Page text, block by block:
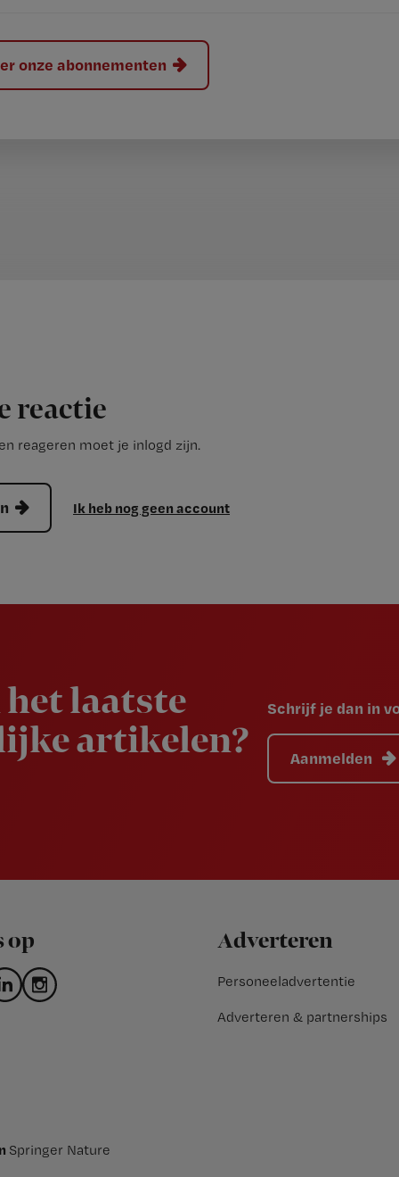
onze abonnementen
reactie
reageren moet je inlogd zijn.
Ik heb nog geen account
laatste
artikelen?
Schrijf je dan in
Aanmelden
op Adverteren
Personeeladvertentie
Adverteren & partnerships
Springer Nature